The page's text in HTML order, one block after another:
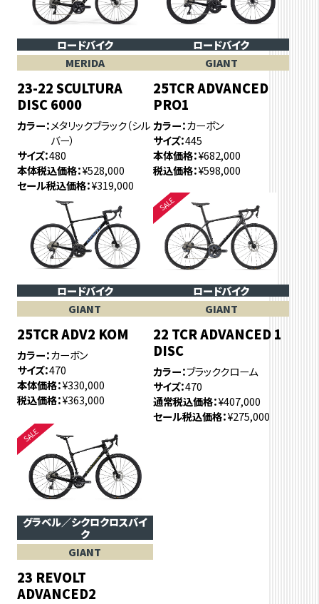
ロードバイク
MERIDA
23-22 SCULTURA
DISC 6000
カラー メタリックブラック（シル
バー）
サイズ 480
本体税込価格 ¥528,000
セール税込価格 ¥319,000
ロードバイク
GIANT
25TCR ADVANCED
PRO1
カラー カーボン
サイズ 445
本体価格 ¥682,000
税込価格 ¥598,000
ロードバイク
GIANT
25TCR ADV2 KOM
カラー カーボン
サイズ 470
本体価格 ¥330,000
税込価格 ¥363,000
ロードバイク
GIANT
22 TCR ADVANCED 1
DISC
カラー ブラッククローム
サイズ 470
通常税込価格 ¥407,000
セール税込価格 ¥275,000
グラベル／シクロクロスバイ
ク
GIANT
23 REVOLT
ADVANCED2